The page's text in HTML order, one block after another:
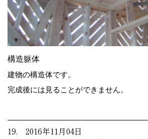
構造躯体
建物の構造体です。
完成後には見ることができません。
19. 2016年11月04日